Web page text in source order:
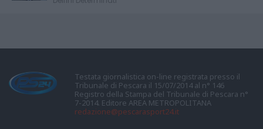
Testata giornalistica on-line registrata presso il
Tribunale di Pescara il 15/07/2014 al n° 146
Registro della Stampa del Tribunale di Pescara n°
7-2014. Editore AREA METROPOLITANA
redazione@pescarasport24.it